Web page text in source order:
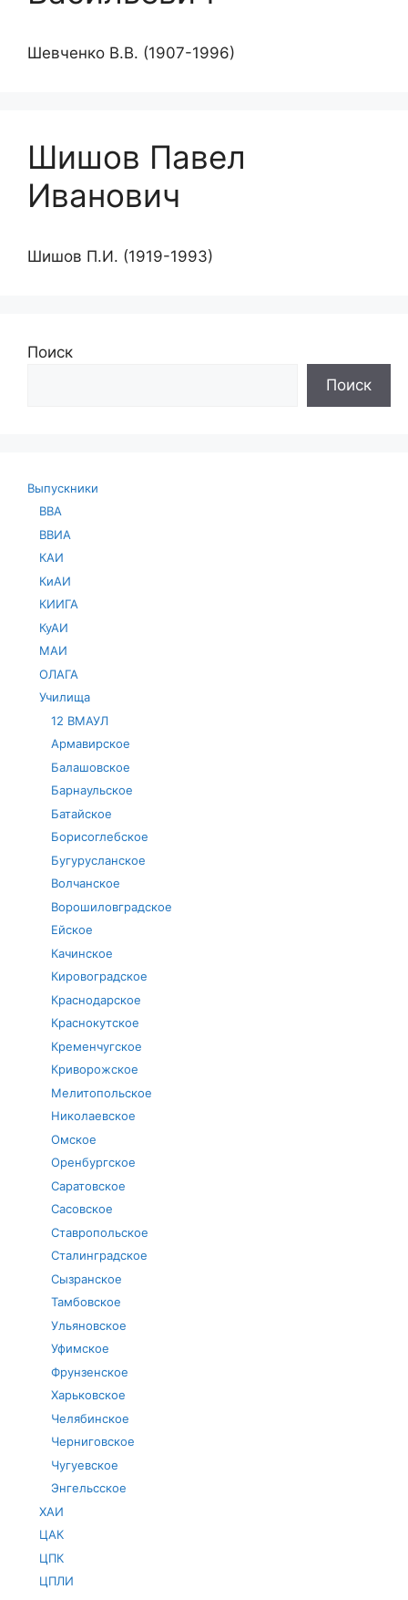
Шевченко В.В. (1907-1996)
Шишов Павел
Иванович
Шишов П.И. (1919-1993)
Поиск
Поиск
Выпускники
ВВА
ВВИА
КАИ
КиАИ
КИИГА
КуАИ
МАИ
ОЛАГА
Училища
12 ВМАУЛ
Армавирское
Балашовское
Барнаульское
Батайское
Борисоглебское
Бугурусланское
Волчанское
Ворошиловградское
Ейское
Качинское
Кировоградское
Краснодарское
Краснокутское
Кременчугское
Криворожское
Мелитопольское
Николаевское
Омское
Оренбургское
Саратовское
Сасовское
Ставропольское
Сталинградское
Сызранское
Тамбовское
Ульяновское
Уфимское
Фрунзенское
Харьковское
Челябинское
Черниговское
Чугуевское
Энгельсское
ХАИ
ЦАК
ЦПК
ЦПЛИ